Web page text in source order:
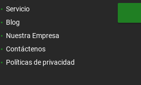
Servicio
Blog
Nuestra Empresa
Contáctenos
Políticas de privacidad